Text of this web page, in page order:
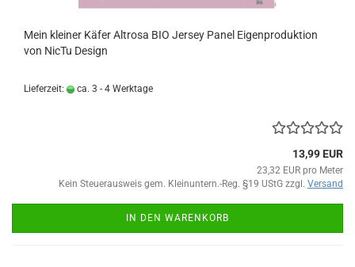
Mein kleiner Käfer Altrosa BIO Jersey Panel Eigenproduktion
von NicTu Design
Lieferzeit: ca. 3 - 4 Werktage
13,99 EUR
23,32 EUR pro Meter
Kein Steuerausweis gem. Kleinuntern.-Reg. §19 UStG zzgl. Versand
IN DEN WARENKORB